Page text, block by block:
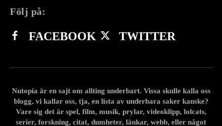
Följ på:
FACEBOOK TWITTER
Nutopia är en sajt om allting underbart. Vissa skulle kalla oss
blogg, vi kallar oss, tja, en lista av underbara saker kanske?
Vare sig det är spel, film, musik, prylar, videoklipp, lolcats,
serier, forskning, citat, dumheter, länkar, webb, eller något